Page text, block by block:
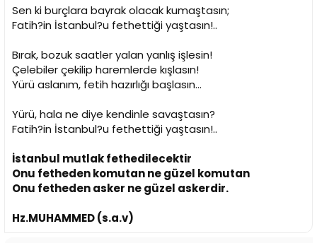
Sen ki burçlara bayrak olacak kumaştasın;
Fatih?in İstanbul?u fethettiği yaştasın!..
Bırak, bozuk saatler yalan yanlış işlesin!
Çelebiler çekilip haremlerde kışlasın!
Yürü aslanım, fetih hazırlığı başlasın...
Yürü, hala ne diye kendinle savaştasın?
Fatih?in İstanbul?u fethettiği yaştasın!..
İstanbul mutlak fethedilecektir
Onu fetheden komutan ne güzel komutan
Onu fetheden asker ne güzel askerdir.
Hz.MUHAMMED (s.a.v)